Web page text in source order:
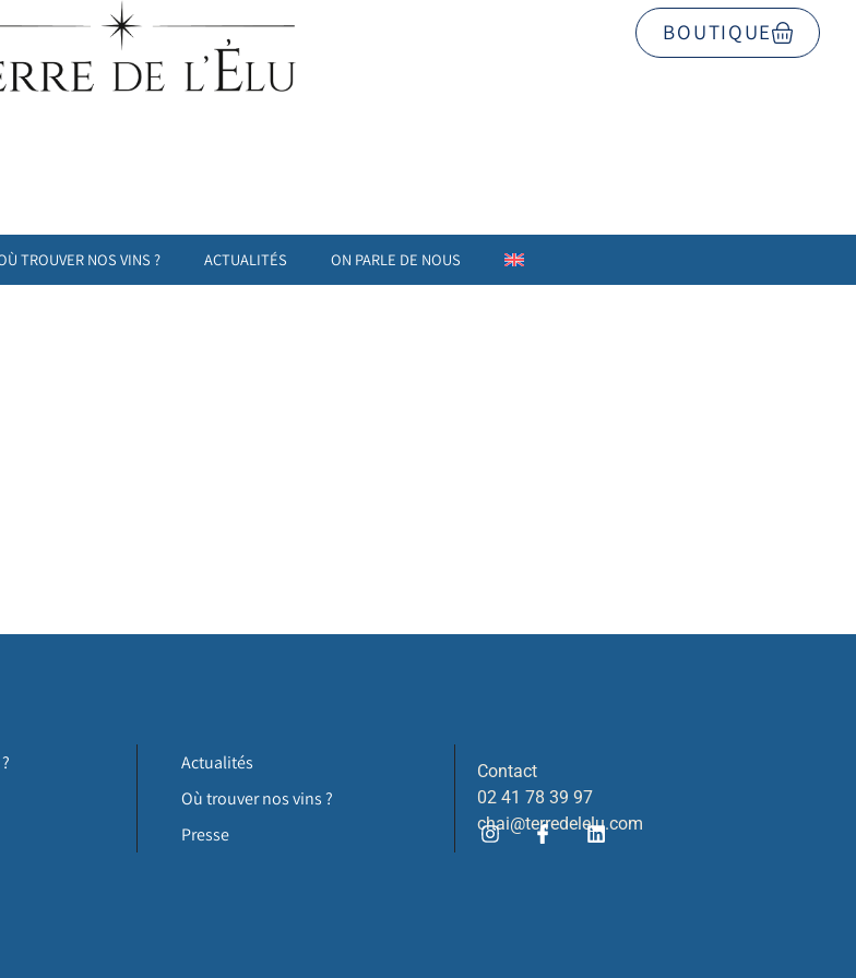
BOUTIQUE
TROUVER NOS VINS ? ACTUALITÉS ON PARLE DE NOUS
Actualités
Où trouver nos vins ?
Presse
Contact
02 41 78 39 97
chai@terredelelu.com